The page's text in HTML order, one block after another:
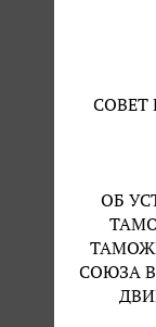
СОВЕТ
ОБ
СОЮЗА